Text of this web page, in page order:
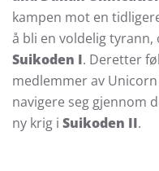
kampen mot en
å bli en voldelig
Suikoden I. Deretter
medlemmer av
navigere seg gjennom
ny krig i Suikoden II.